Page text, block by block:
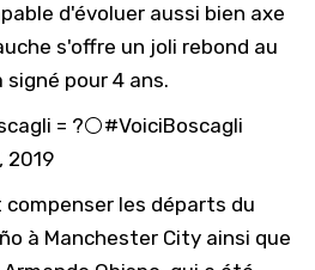
d'évoluer aussi bien axe
s'offre un joli rebond au
signé pour 4 ans.
= ?⚪#VoiciBoscagli
2019
les départs du
à Manchester City ainsi que